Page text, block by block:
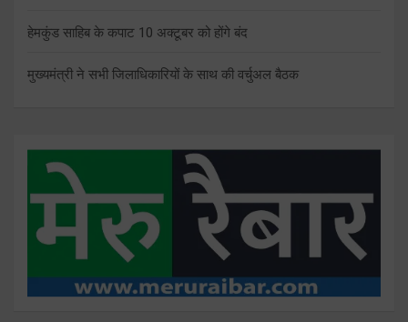
हेमकुंड साहिब के कपाट 10 अक्टूबर को होंगे बंद
मुख्यमंत्री ने सभी जिलाधिकारियों के साथ की वर्चुअल बैठक